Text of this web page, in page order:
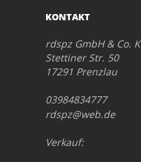
KONTAKT
rdspz GmbH & Co.
Stettiner Str. 50
17291 Prenzlau
03984834777
rdspz@web.de
Verkauf: